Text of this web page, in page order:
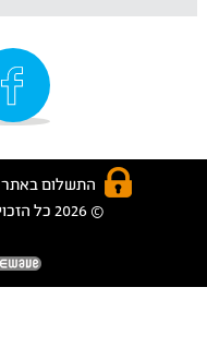
התשלום באתר CBook מאובטח בטכנולוגית SSL
© 2026 כל הזכויות שמורות